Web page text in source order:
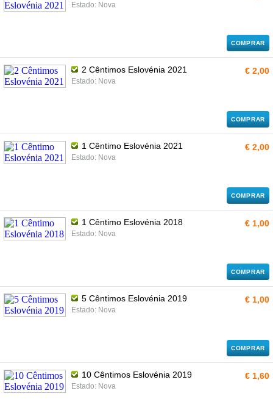
Estado: Nova
COMPRAR
2 Cêntimos Eslovénia 2021
Estado: Nova
€ 2,00
COMPRAR
1 Cêntimo Eslovénia 2021
Estado: Nova
€ 2,00
COMPRAR
1 Cêntimo Eslovénia 2018
Estado: Nova
€ 1,00
COMPRAR
5 Cêntimos Eslovénia 2019
Estado: Nova
€ 1,00
COMPRAR
10 Cêntimos Eslovénia 2019
Estado: Nova
€ 1,60